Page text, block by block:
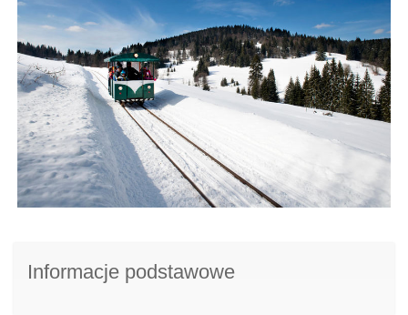
Informacje podstawowe